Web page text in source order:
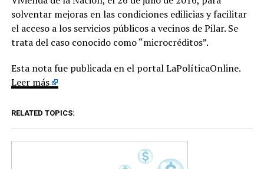
solventar mejoras en las condiciones edilicias y facilitar
el acceso a los servicios públicos a vecinos de Pilar. Se
trata del caso conocido como “microcréditos”.
Esta nota fue publicada en el portal LaPolíticaOnline.
Leer más
RELATED TOPICS: